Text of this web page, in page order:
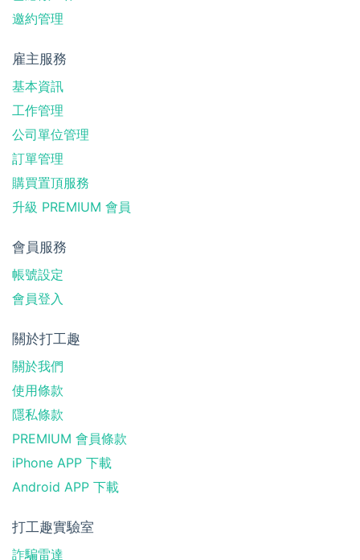
邀約管理
雇主服務
基本資訊
工作管理
公司單位管理
訂單管理
購買置頂服務
升級 PREMIUM 會員
會員服務
帳號設定
會員登入
關於打工趣
關於我們
使用條款
隱私條款
PREMIUM 會員條款
iPhone APP 下載
Android APP 下載
打工趣實驗室
詐騙雷達